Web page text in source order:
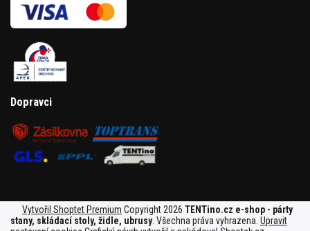
Dopravci
Vytvořil Shoptet Premium Copyright 2026 TENTino.cz e-shop - párty
stany, skládací stoly, židle, ubrusy. Všechna práva vyhrazena. Upravit